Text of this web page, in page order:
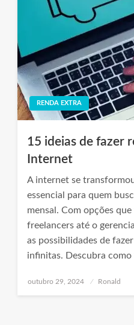
RENDA EXTRA
15 ideias de fazer
Internet
A internet se
essencial para quem
mensal. Com opções
freelancers até o
as possibilidades de
infinitas. Descubra
Posted
outubro 29, 2024 Ronald